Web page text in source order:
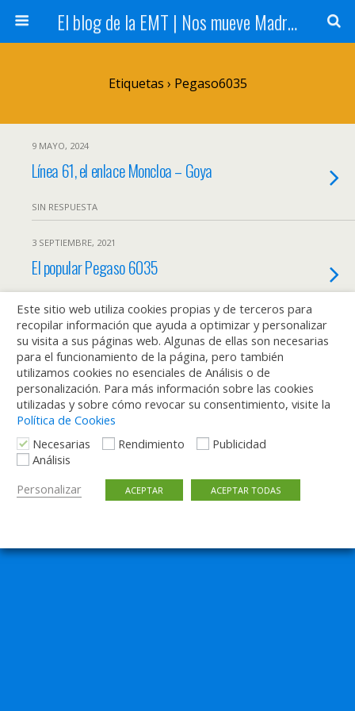
El blog de la EMT | Nos mueve Madrid
Etiquetas › Pegaso6035
9 MAYO, 2024
Línea 61, el enlace Moncloa – Goya
SIN RESPUESTA
3 SEPTIEMBRE, 2021
El popular Pegaso 6035
3 RESPUESTAS
22 ENERO, 2014
“El Cabrero” de EMT de Madrid.
2 RESPUESTAS
Móvil Escritorio
Este sitio web utiliza cookies propias y de terceros para
recopilar información que ayuda a optimizar y personalizar
su visita a sus páginas web. Algunas de ellas son necesarias
para el funcionamiento de la página, pero también
utilizamos cookies no esenciales de Análisis o de
personalización. Para más información sobre las cookies
utilizadas y sobre cómo revocar su consentimiento, visite la
Política de Cookies
Necesarias
Rendimiento
Publicidad
Análisis
Personalizar
ACEPTAR ACEPTAR TODAS